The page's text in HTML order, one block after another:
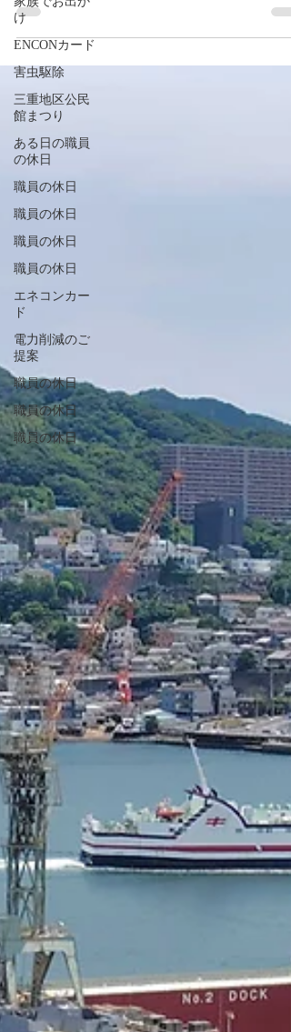
け
ENCONカード
害虫駆除
三重地区公民
館まつり
ある日の職員
の休日
職員の休日
職員の休日
職員の休日
職員の休日
エネコンカー
ド
電力削減のご
提案
職員の休日
職員の休日
職員の休日
慣れないキッチンで悪戦苦闘しながらも、
族みんなで協力して無事に完成！ 「美味し
みんなで笑顔いっぱいの食卓を囲み、楽し
時間を過ごすことができました。 料理の出
来栄えは…自分なりには大健闘！（笑） ま
だまだ修行が必要ですが、来年はさらにレ
ルアップした手料理でお祝いしたいと思い
す！ 改めて、お誕生日おめでとう！これか
らも家族みんなで笑顔あふれる一年になり
すように😊